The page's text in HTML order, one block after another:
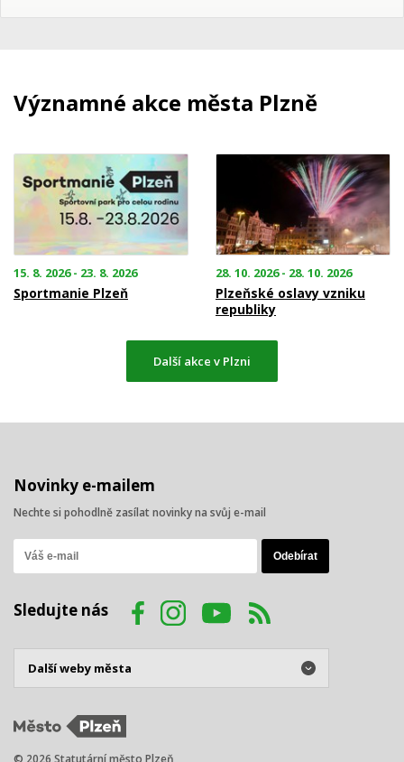
Významné akce města Plzně
15. 8. 2026 - 23. 8. 2026
Sportmanie Plzeň
28. 10. 2026 - 28. 10. 2026
Plzeňské oslavy vzniku
republiky
Další akce v Plzni
Novinky e-mailem
Nechte si pohodlně zasílat novinky na svůj e-mail
Sledujte nás
© 2026 Statutární město Plzeň